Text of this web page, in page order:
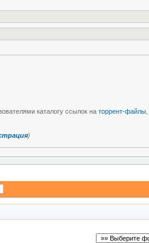
каталогу ссылок наторрент-файлы
)